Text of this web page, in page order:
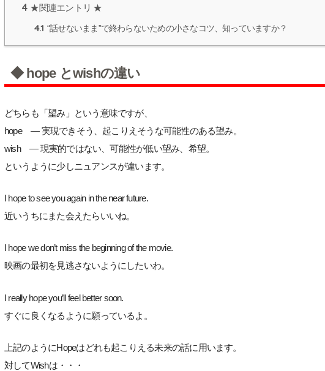
4 ★関連エントリ ★
4.1 “話せないまま”で終わらないための小さなコツ、知っていますか？
◆ hope とwishの違い
どちらも「望み」という意味ですが、
hope — 実現できそう、起こりえそうな可能性のある望み。
wish — 現実的ではない、可能性が低い望み、希望。
というように少しニュアンスが違います。
I hope to see you again in the near future.
近いうちにまた会えたらいいね。
I hope we don’t miss the beginning of the movie.
映画の最初を見逃さないようにしたいわ。
I really hope you’ll feel better soon.
すぐに良くなるように願っているよ。
上記のようにHopeはどれも起こりえる未来の話に用います。
対してWishは・・・